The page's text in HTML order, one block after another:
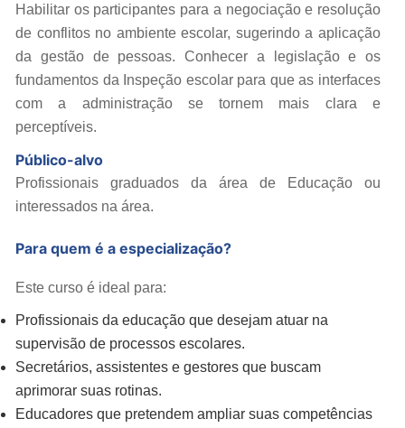
Habilitar os participantes para a negociação e resolução
de conflitos no ambiente escolar, sugerindo a aplicação
da gestão de pessoas. Conhecer a legislação e os
fundamentos da Inspeção escolar para que as interfaces
com a administração se tornem mais clara e
perceptíveis.
Público-alvo
Profissionais graduados da área de Educação ou
interessados na área.
Para quem é a especialização?
Este curso é ideal para:
Profissionais da educação que desejam atuar na
supervisão de processos escolares.
Secretários, assistentes e gestores que buscam
aprimorar suas rotinas.
Educadores que pretendem ampliar suas competências